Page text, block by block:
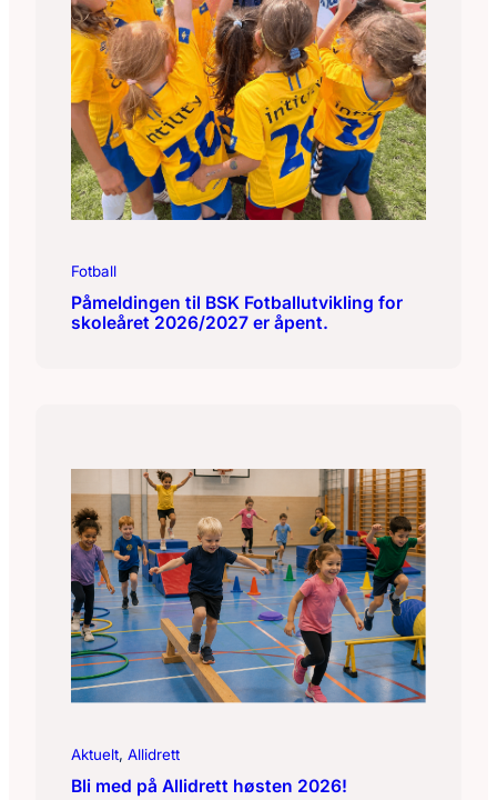
Fotball
Påmeldingen til BSK Fotballutvikling for
skoleåret 2026/2027 er åpent.
Aktuelt, Allidrett
Bli med på Allidrett høsten 2026!